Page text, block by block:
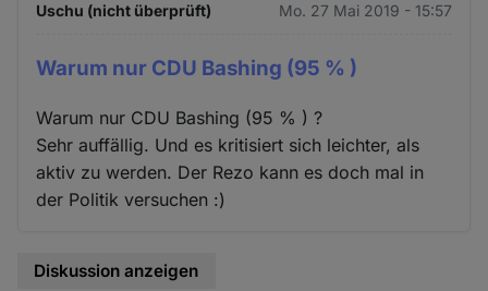
Uschu (nicht überprüft) Mo. 27 Mai 2019 - 15:57
Warum nur CDU Bashing (95 % )
Warum nur CDU Bashing (95 % ) ?
Sehr auffällig. Und es kritisiert sich leichter, als
aktiv zu werden. Der Rezo kann es doch mal in
der Politik versuchen :)
Diskussion anzeigen